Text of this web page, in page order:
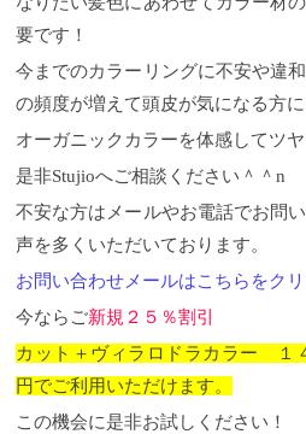
要です！
今までのカラーリングに不安や違
の頻度が増えて頭皮が気になる方に
オーガニックカラーを体感してツ
是非Stujioへご相談ください＾＾n
不安な方はメールやお電話でお問
声を多くいただいております。
お問い合わせメールはこちらをク
今ならご新規２５％割引
カット＋ヴィラロドラカラー
円でご利用いただけます。
この機会に是非お試しください！